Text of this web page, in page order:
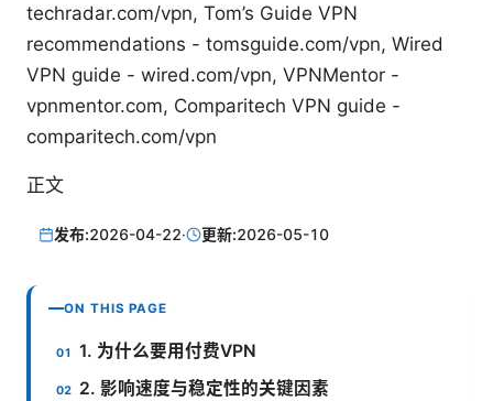
techradar.com/vpn, Tom’s Guide VPN
recommendations - tomsguide.com/vpn, Wired
VPN guide - wired.com/vpn, VPNMentor -
vpnmentor.com, Comparitech VPN guide -
comparitech.com/vpn
正文
发布:2026-04-22· 更新:2026-05-10
ON THIS PAGE
1. 为什么要用付费VPN
2. 影响速度与稳定性的关键因素